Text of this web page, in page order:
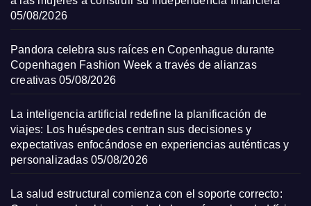
05/08/2026
Pandora celebra sus raíces en Copenhague durante
Copenhagen Fashion Week a través de alianzas
creativas 05/08/2026
La inteligencia artificial redefine la planificación de
viajes: Los huéspedes centran sus decisiones y
expectativas enfocándose en experiencias auténticas y
personalizadas 05/08/2026
La salud estructural comienza con el soporte correcto: